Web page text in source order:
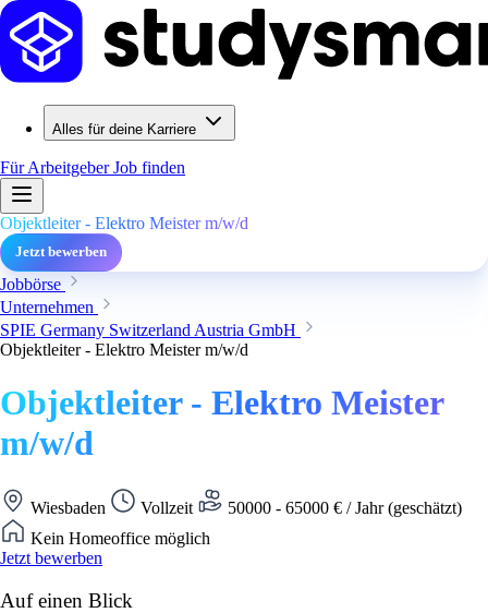
Alles für deine Karriere
Für ArbeitgeberJob finden
Objektleiter - Elektro Meister m/w/d
Jetzt bewerben
Jobbörse
Unternehmen
SPIE Germany Switzerland Austria GmbH
Objektleiter - Elektro Meister m/w/d
Objektleiter - Elektro Meister
m/w/d
Wiesbaden Vollzeit
50000 - 65000 € / Jahr (geschätzt)
Kein Homeoffice möglich
Jetzt bewerben
Auf einen Blick